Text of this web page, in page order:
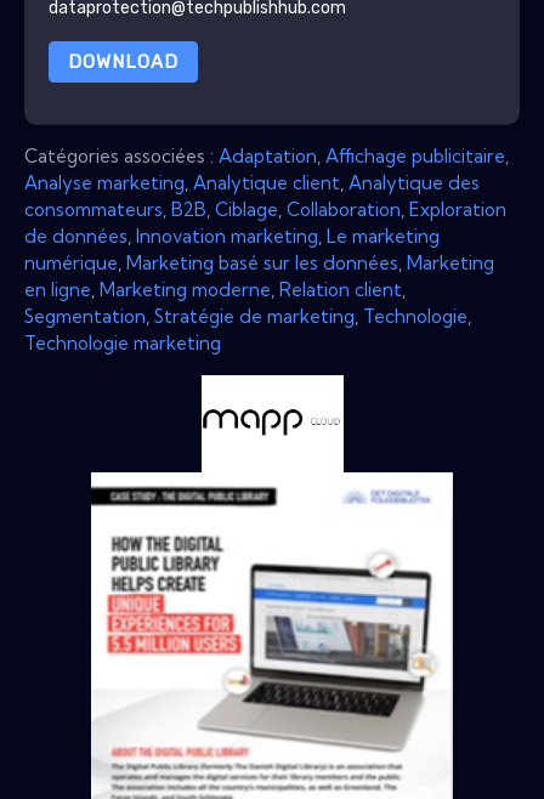
dataprotection@techpublishhub.com
DOWNLOAD
Catégories associées : Adaptation Affichage publicitaire
Analyse marketing Analytique client Analytique des
consommateurs B2B Ciblage Collaboration Exploration
de données Innovation marketing Le marketing
numérique Marketing basé sur les données Marketing
en ligne Marketing moderne Relation client
Segmentation Stratégie de marketing Technologie
Technologie marketing